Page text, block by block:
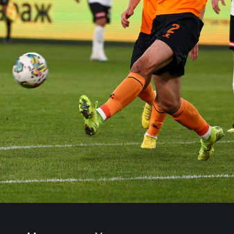
АРЕНА ХИМКИ
15 августа 2026 года в 14:00